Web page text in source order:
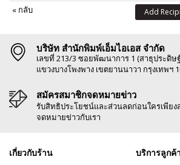
« กลับ Add
บริษัท สำนักพิมพ์เอ็มไอเอส จำกัด
เลขที่ 213/3 ซอยพัฒนาการ 1 (สาธุประดิษ
แขวงบางโพงพาง เขตยานนาวา กรุงเทพฯ
สมัครสมาชิกจดหมายข่าว
รับสิทธิประโยชน์และส่วนลดก่อนใครเพีย
จดหมายข่าวกับเรา
เกี่ยวกับร้าน บริการลูกค้า